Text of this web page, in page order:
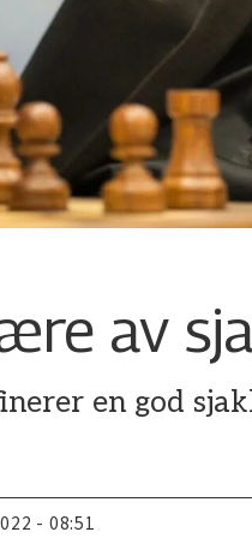
av
en god
- 08:51